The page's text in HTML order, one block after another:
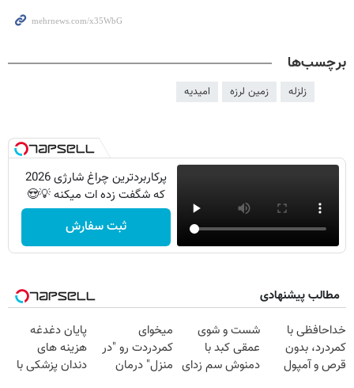
برچسب‌ها
زلزله زمین لرزه امیدیه
پرکاربردترین چراغ شارژی 2026
که شگفت زده ات میکنه 💡😍
ثبت سفارش
مطالب پیشنهادی
خداحافظی با
کمردرد، بدون
قرص و آمپول
شست و شوی
عمقی کبد با
دمنوش سم زدای
میخوای
کمردردت رو "در
منزل" درمان
پایان دغدغه
هزینه های
دندان پزشکی با